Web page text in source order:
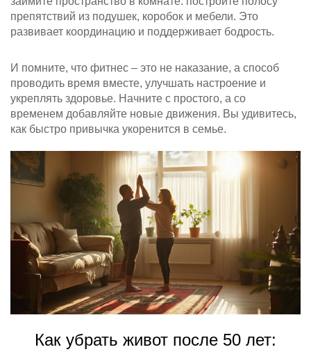
препятствий из подушек, коробок и мебели. Это
развивает координацию и поддерживает бодрость.
И помните, что фитнес – это не наказание, а способ
проводить время вместе, улучшать настроение и
укреплять здоровье. Начните с простого, а со
временем добавляйте новые движения. Вы удивитесь,
как быстро привычка укоренится в семье.
Как убрать живот после 50 лет: